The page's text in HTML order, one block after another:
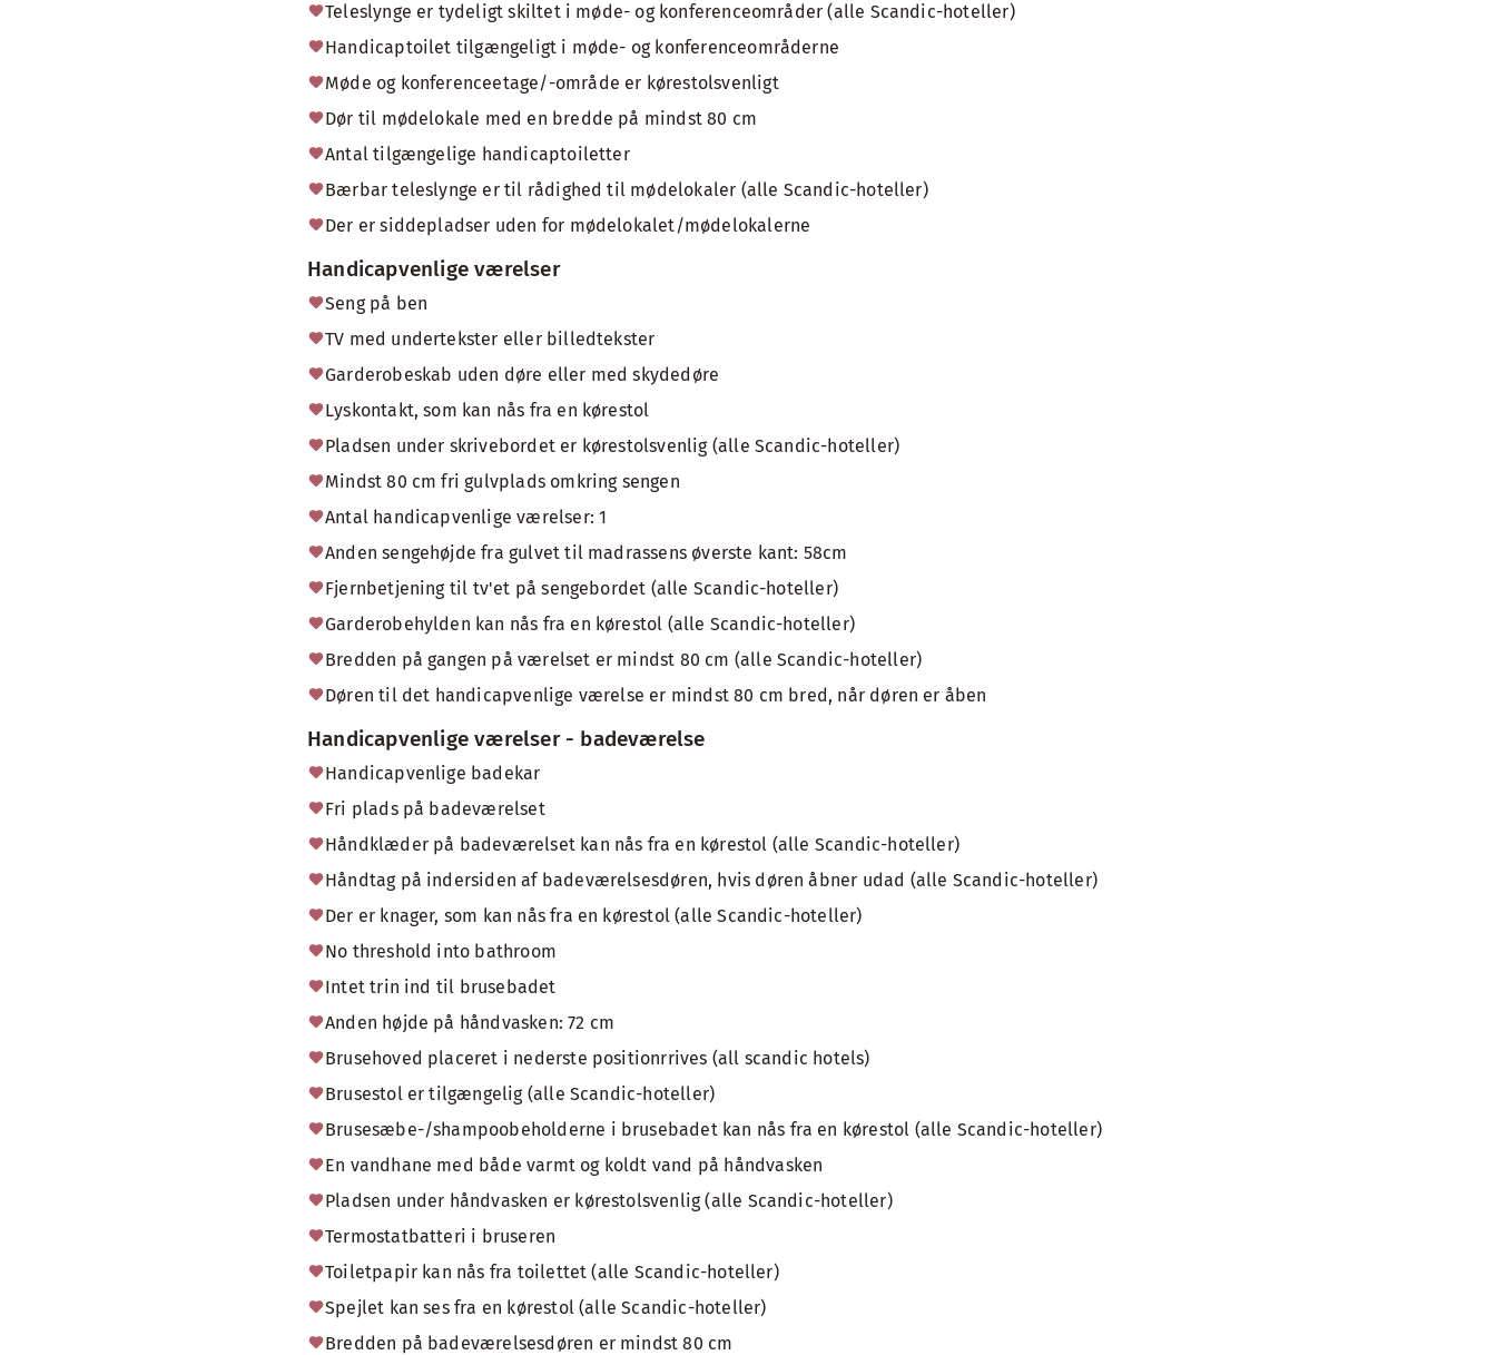
Teleslynge er tydeligt skiltet i møde- og konferenceområder (alle Scandic-hoteller)
Handicaptoilet tilgængeligt i møde- og konferenceområderne
Møde og konferenceetage/-område er kørestolsvenligt
Dør til mødelokale med en bredde på mindst 80 cm
Antal tilgængelige handicaptoiletter
Bærbar teleslynge er til rådighed til mødelokaler (alle Scandic-hoteller)
Der er siddepladser uden for mødelokalet/mødelokalerne
Handicapvenlige værelser
Seng på ben
TV med undertekster eller billedtekster
Garderobeskab uden døre eller med skydedøre
Lyskontakt, som kan nås fra en kørestol
Pladsen under skrivebordet er kørestolsvenlig (alle Scandic-hoteller)
Mindst 80 cm fri gulvplads omkring sengen
Antal handicapvenlige værelser: 1
Anden sengehøjde fra gulvet til madrassens øverste kant: 58cm
Fjernbetjening til tv'et på sengebordet (alle Scandic-hoteller)
Garderobehylden kan nås fra en kørestol (alle Scandic-hoteller)
Bredden på gangen på værelset er mindst 80 cm (alle Scandic-hoteller)
Døren til det handicapvenlige værelse er mindst 80 cm bred, når døren er åben
Handicapvenlige værelser - badeværelse
Handicapvenlige badekar
Fri plads på badeværelset
Håndklæder på badeværelset kan nås fra en kørestol (alle Scandic-hoteller)
Håndtag på indersiden af badeværelsesdøren, hvis døren åbner udad (alle Scandic-hoteller)
Der er knager, som kan nås fra en kørestol (alle Scandic-hoteller)
No threshold into bathroom
Intet trin ind til brusebadet
Anden højde på håndvasken: 72 cm
Brusehoved placeret i nederste positionrrives (all scandic hotels)
Brusestol er tilgængelig (alle Scandic-hoteller)
Brusesæbe-/shampoobeholderne i brusebadet kan nås fra en kørestol (alle Scandic-hoteller)
En vandhane med både varmt og koldt vand på håndvasken
Pladsen under håndvasken er kørestolsvenlig (alle Scandic-hoteller)
Termostatbatteri i bruseren
Toiletpapir kan nås fra toilettet (alle Scandic-hoteller)
Spejlet kan ses fra en kørestol (alle Scandic-hoteller)
Bredden på badeværelsesdøren er mindst 80 cm